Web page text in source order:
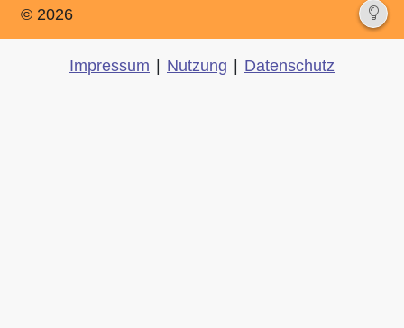
© 2026
Impressum Nutzung Datenschutz